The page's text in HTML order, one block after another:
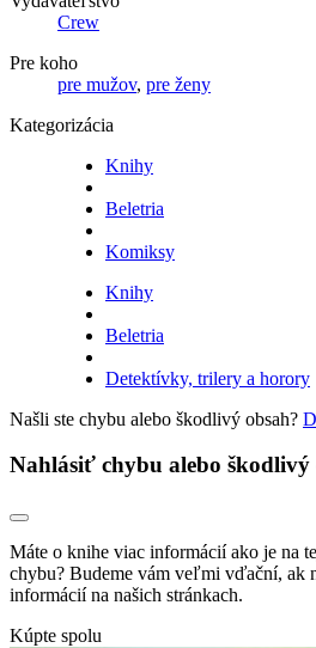
Crew
Pre koho
pre mužov, pre ženy
Kategorizácia
Knihy
Beletria
Komiksy
Knihy
Beletria
Detektívky, trilery a horory
Našli ste chybu alebo škodlivý obsah?
Nahlásiť chybu alebo škodlivý
Máte o knihe viac informácií ako je na
chybu? Budeme vám veľmi vďační, ak
informácií na našich stránkach.
Kúpte spolu